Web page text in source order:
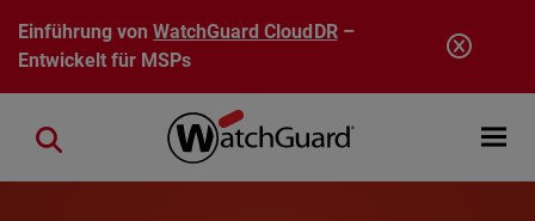
Direkt zum Inhalt
Einführung vonWatchGuard CloudDR–
Entwickelt für MSPs
Open
Close search